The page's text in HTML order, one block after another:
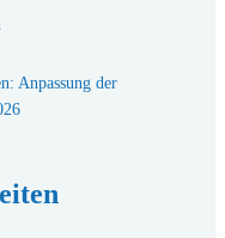
Anpassung der